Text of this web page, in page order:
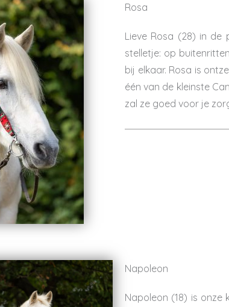
Rosa
Lieve Rosa (28) in de
stelletje: op
bij elkaar. Rosa is
één van de kleinste
zal ze goed voor je
Napoleon
Napoleon (18) is